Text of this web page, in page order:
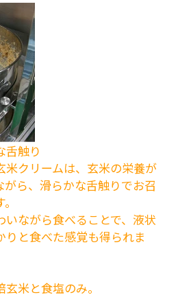
舌触り
米クリームは、玄米の栄養が
ら、滑らかな舌触りでお召
いながら食べることで、液状
と食べた感覚も得られま
米と食塩のみ。